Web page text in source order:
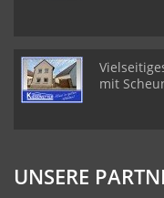
mit
UNSERE